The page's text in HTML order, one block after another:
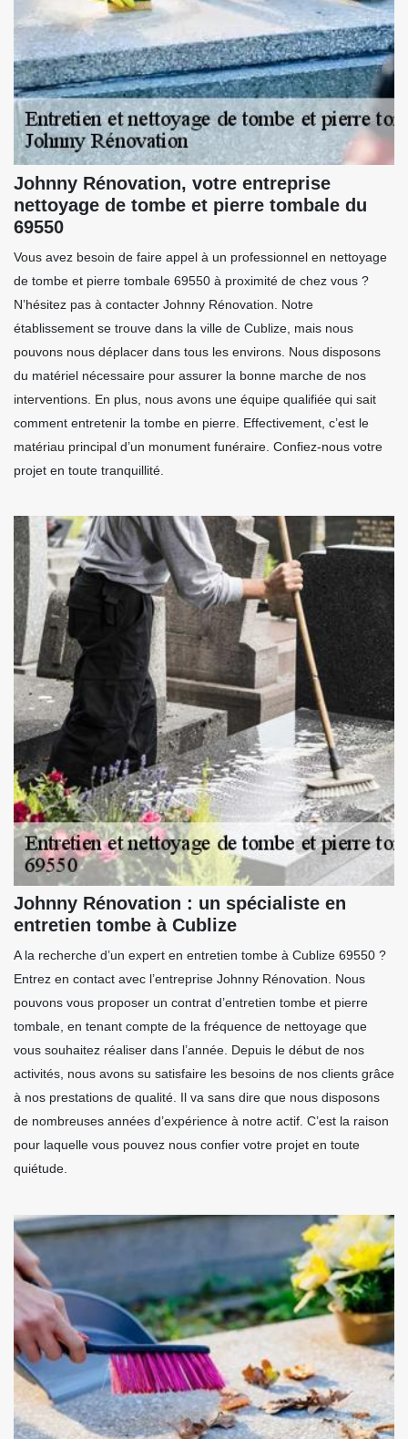
Johnny Rénovation, votre entreprise
nettoyage de tombe et pierre tombale du
69550
Vous avez besoin de faire appel à un professionnel en nettoyage
de tombe et pierre tombale 69550 à proximité de chez vous ?
N’hésitez pas à contacter Johnny Rénovation. Notre
établissement se trouve dans la ville de Cublize, mais nous
pouvons nous déplacer dans tous les environs. Nous disposons
du matériel nécessaire pour assurer la bonne marche de nos
interventions. En plus, nous avons une équipe qualifiée qui sait
comment entretenir la tombe en pierre. Effectivement, c’est le
matériau principal d’un monument funéraire. Confiez-nous votre
projet en toute tranquillité.
Johnny Rénovation : un spécialiste en
entretien tombe à Cublize
A la recherche d’un expert en entretien tombe à Cublize 69550 ?
Entrez en contact avec l’entreprise Johnny Rénovation. Nous
pouvons vous proposer un contrat d’entretien tombe et pierre
tombale, en tenant compte de la fréquence de nettoyage que
vous souhaitez réaliser dans l’année. Depuis le début de nos
activités, nous avons su satisfaire les besoins de nos clients grâce
à nos prestations de qualité. Il va sans dire que nous disposons
de nombreuses années d’expérience à notre actif. C’est la raison
pour laquelle vous pouvez nous confier votre projet en toute
quiétude.